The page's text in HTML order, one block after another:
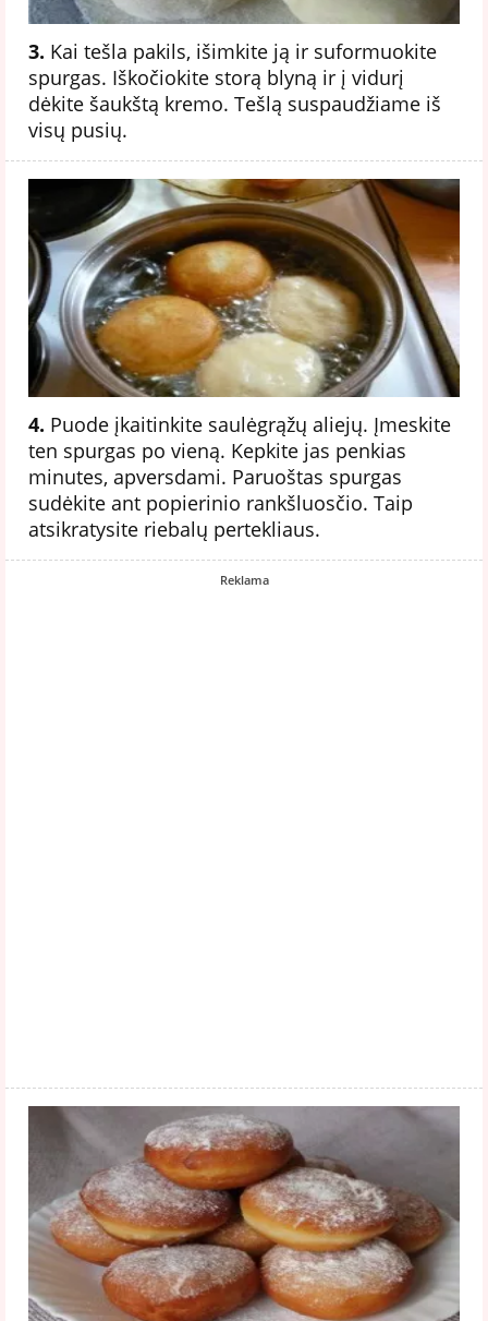
3. Kai tešla pakils, išimkite ją ir suformuokite
spurgas. Iškočiokite storą blyną ir į vidurį
dėkite šaukštą kremo. Tešlą suspaudžiame iš
visų pusių.
4. Puode įkaitinkite saulėgrąžų aliejų. Įmeskite
ten spurgas po vieną. Kepkite jas penkias
minutes, apversdami. Paruoštas spurgas
sudėkite ant popierinio rankšluosčio. Taip
atsikratysite riebalų pertekliaus.
Reklama